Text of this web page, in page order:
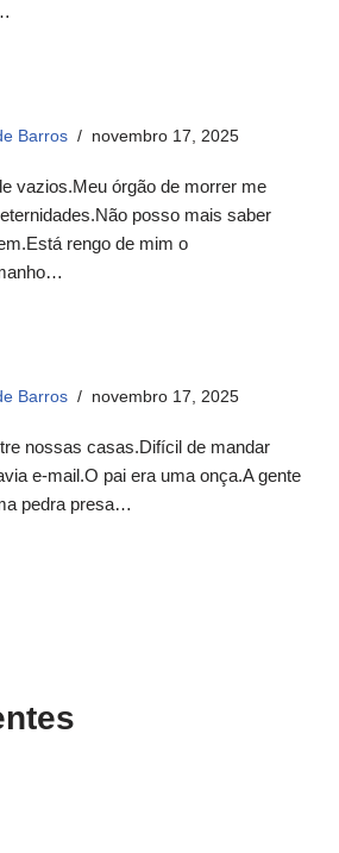
Barros novembro 17, 2025
vazios.Meu órgão de morrer me
posso mais saber
rengo de mim o
Barros novembro 17, 2025
nossas casas.Difícil de mandar
e-mail.O pai era uma onça.A gente
pedra presa…